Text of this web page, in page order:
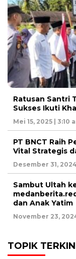
Ratusan Santri
Sukses Ikuti
Mei 15, 2025 | 3:10
PT BNCT Raih
Vital Strategis
Desember 31,
Sambut Ultah
dan Anak Yatim
November 23,
TOPIK